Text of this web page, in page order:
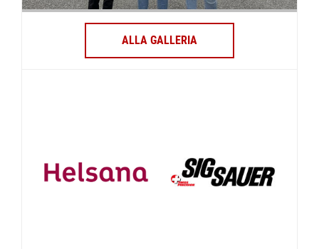
ALLA GALLERIA